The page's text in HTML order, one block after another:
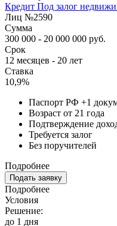
Кредит Под залог
Лиц №2590
Сумма
300 000 - 20 000 000 руб.
Срок
12 месяцев - 20 лет
Ставка
10,9%
Паспорт РФ +1
Возраст от 21 года
Подтверждение
Требуется залог
Без поручителей
Подробнее
Подать заявку
Подробнее
Условия
Решение:
до 1 дня